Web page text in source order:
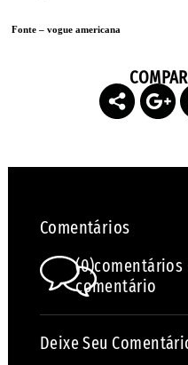
Fonte – vogue americana
Comentários
(0)comentários
comentário
Deixe Seu